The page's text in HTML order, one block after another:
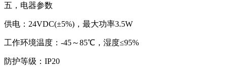
五，电器参数
供电：24VDC(±5%)，最大功率3.5W
工作环境温度：-45～85℃，湿度≤95%
防护等级：IP20